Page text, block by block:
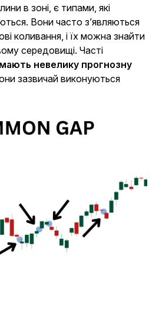
в зоні, є типами, які
Вони часто з’являються
коливання, і їх можна знайти
середовищі. Часті
мають невелику прогнозну
зазвичай виконуються